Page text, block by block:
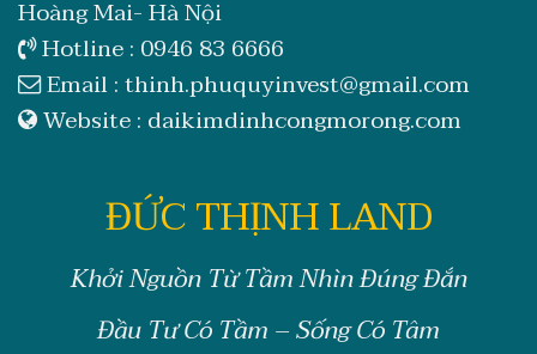
Hoàng Mai- Hà Nội
Hotline : 0946 83 6666
Email :thinh.phuquyinvest@gmail.com
Website : daikimdinhcongmorong.com
ĐỨC THỊNH LAND
Khởi Nguồn Từ Tầm Nhìn Đúng Đắn
Đầu Tư Có Tầm – Sống Có Tâm